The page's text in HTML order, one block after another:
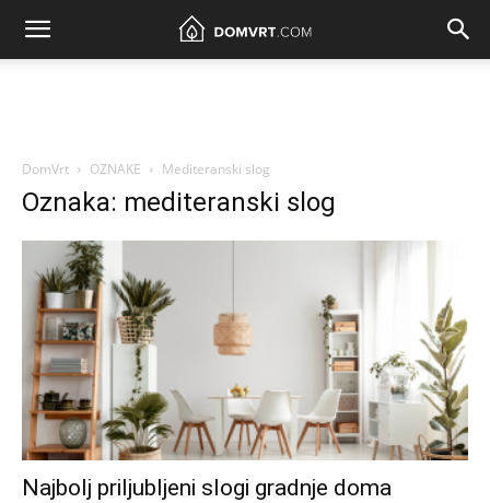
DomVrt OZNAKE Mediteranski slog
Oznaka: mediteranski slog
Najbolj priljubljeni slogi gradnje doma